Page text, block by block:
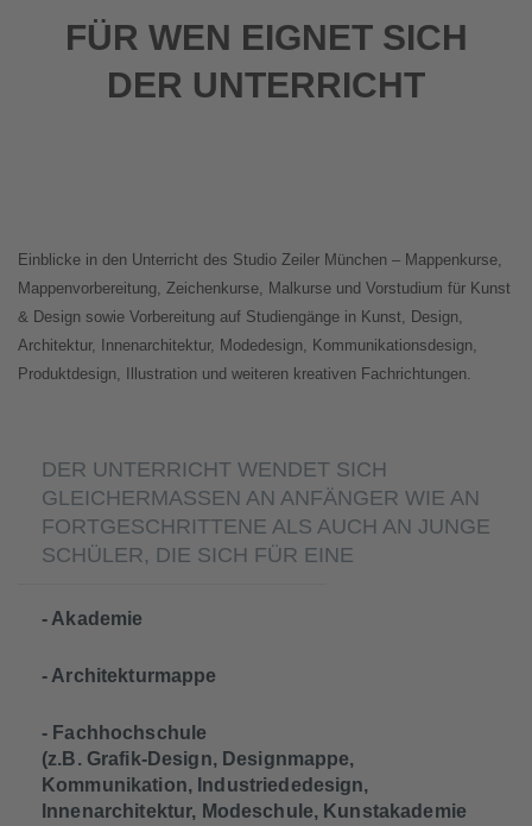
FÜR WEN EIGNET SICH
DER UNTERRICHT
Einblicke in den Unterricht des Studio Zeiler München – Mappenkurse,
Mappenvorbereitung, Zeichenkurse, Malkurse und Vorstudium für Kunst
& Design sowie Vorbereitung auf Studiengänge in Kunst, Design,
Architektur, Innenarchitektur, Modedesign, Kommunikationsdesign,
Produktdesign, Illustration und weiteren kreativen Fachrichtungen.
DER UNTERRICHT WENDET SICH
GLEICHERMASSEN AN ANFÄNGER WIE AN F
ORTGESCHRITTENE ALS AUCH AN JUNGE S
CHÜLER, DIE SICH FÜR EINE
- Akademie
- Architekturmappe
- Fachhochschule
(z.B. Grafik-Design, Designmappe,
Kommunikation, Industriededesign,
Innenarchitektur, Modeschule, Kunstakademie